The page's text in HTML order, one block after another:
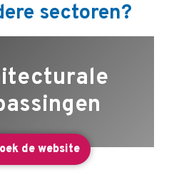
sectoren?
de website